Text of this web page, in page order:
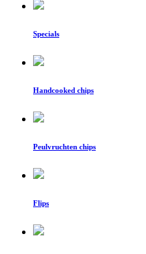
Specials
Handcooked chips
Peulvruchten chips
Flips